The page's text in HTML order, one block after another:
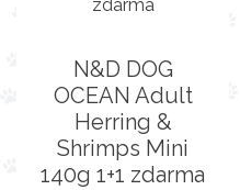
N&D DOG
OCEAN Adult
Herring &
Shrimps Mini
140g 1+1 zdarma